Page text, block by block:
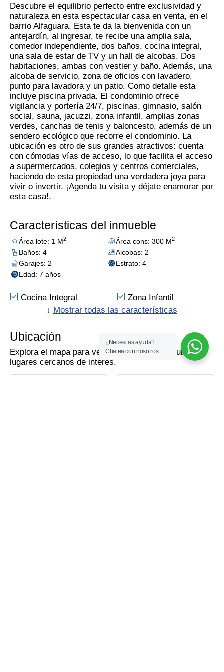
Descubre el equilibrio perfecto entre exclusividad y
naturaleza en esta espectacular casa en venta, en el
barrio Alfaguara. Esta te da la bienvenida con un
antejardín, al ingresar, te recibe una amplia sala,
comedor independiente, dos baños, cocina integral,
una sala de estar de TV y un hall de alcobas. Dos
habitaciones, ambas con vestier y baño. Además, una
alcoba de servicio, zona de oficios con lavadero,
punto para lavadora y un patio. Como detalle esta
incluye piscina privada. El condominio ofrece
vigilancia y portería 24/7, piscinas, gimnasio, salón
social, sauna, jacuzzi, zona infantil, amplias zonas
verdes, canchas de tenis y baloncesto, además de un
sendero ecológico que recorre el condominio. La
ubicación es otro de sus grandes atractivos: cuenta
con cómodas vías de acceso, lo que facilita el acceso
a supermercados, colegios y centros comerciales,
haciendo de esta propiedad una verdadera joya para
vivir o invertir. ¡Agenda tu visita y déjate enamorar por
esta casa!.
Características del inmueble
Área lote: 1 M2 Área cons: 300 M2
Baños: 4
Alcobas: 2
Garajes: 2
Estrato: 4
Edad: 7 años
Cocina Integral
Zona Infantil
Salón Comunal
Piso En Porcelanato
Sauna Y/O Turco
Piscina
Parqueadero
Visitantes
Vista Exterior
↓ Mostrar todas las características
Ubicación
Explora el mapa para ver el inmueble y descubre
lugares cercanos de interés.
¿Necesitas ayuda?
Chatea con nosotros